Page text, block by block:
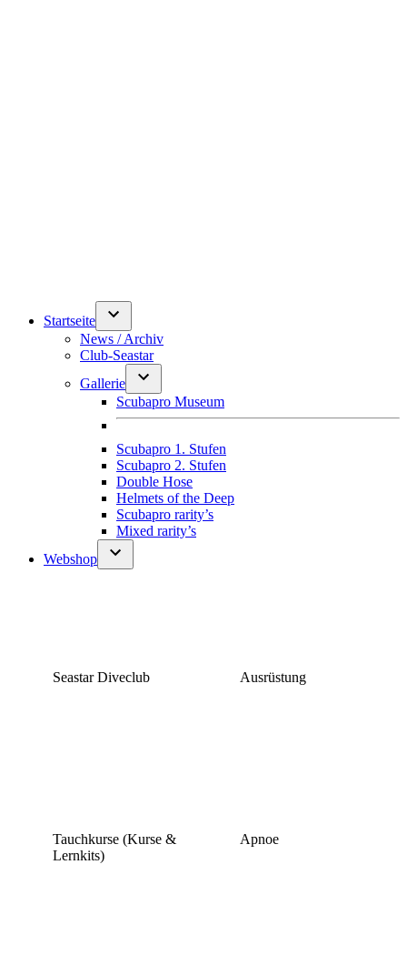
Startseite
News / Archiv
Club-Seastar
Gallerie
Scubapro Museum
Scubapro 1. Stufen
Scubapro 2. Stufen
Double Hose
Helmets of the Deep
Scubapro rarity’s
Mixed rarity’s
Webshop
Seastar Diveclub Ausrüstung
Tauchkurse (Kurse &
Lernkits)
Apnoe